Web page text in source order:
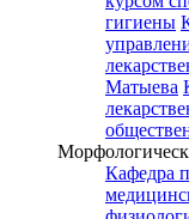
гигиены
Матыева
Кафедра